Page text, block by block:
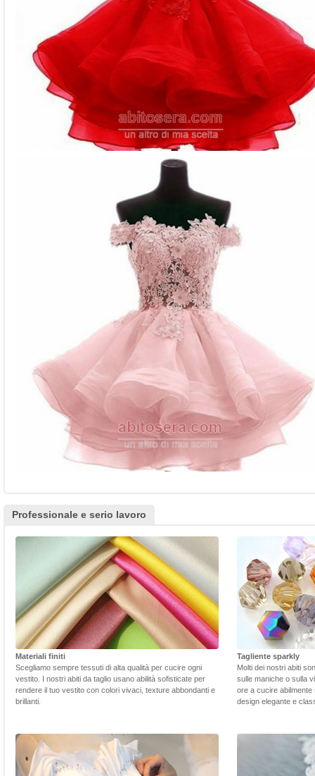
Professionale e serio lavoro
Materiali finiti
Scegliamo sempre tessuti di alta qualità per cucire ogni
vestito. I nostri abiti da taglio usano abilità sofisticate per
rendere il tuo vestito con colori vivaci, texture abbondanti e
brillanti.
Tagliente sparkly
Molti dei nostri abiti
sulle maniche o sulla
ore a cucire
design elegante e